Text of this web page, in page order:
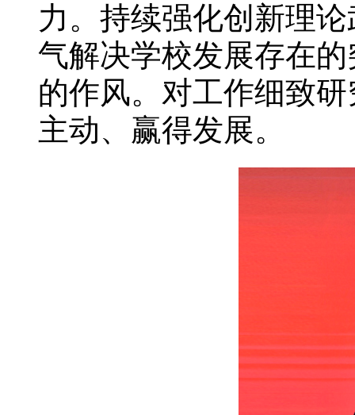
力。持续强化创新理
气解决学校发展存在
的作风。对工作细致
主动、赢得发展。